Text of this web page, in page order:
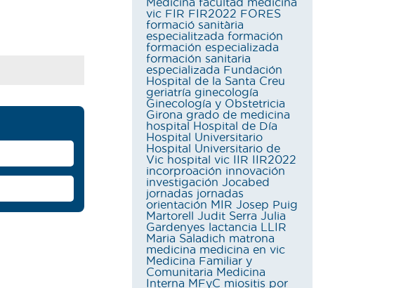
Medicina facultad medicina
vic FIR FIR2022 FORES
formació sanitària
especialitzada formación
formación especializada
formación sanitaria
especializada Fundación
Hospital de la Santa Creu
geriatría ginecología
Ginecología y Obstetricia
Girona grado de medicina
hospital
Hospital de Día
Hospital Universitario
Hospital Universitario de
Vic hospital vic IIR
IIR2022
incorproación innovación
investigación Jocabed
jornadas jornadas
orientación MIR Josep Puig
Martorell
Judit Serra Julia
Gardenyes
lactancia
LLIR
Maria Saladich matrona
medicina medicina en vic
Medicina Familiar y
Comunitaria Medicina
Interna MFyC miositis por